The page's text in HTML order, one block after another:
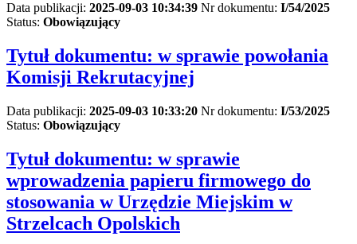
Data publikacji: 2025-09-03 10:34:39 Nr dokumentu: I/54/2025
Status: Obowiązujący
Tytuł dokumentu: w sprawie powołania
Komisji Rekrutacyjnej
Data publikacji: 2025-09-03 10:33:20 Nr dokumentu: I/53/2025
Status: Obowiązujący
Tytuł dokumentu: w sprawie
wprowadzenia papieru firmowego do
stosowania w Urzędzie Miejskim w
Strzelcach Opolskich